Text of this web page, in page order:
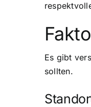
Es gibt
sollten.